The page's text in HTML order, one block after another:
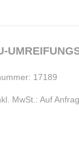
17189
MwSt.: Auf